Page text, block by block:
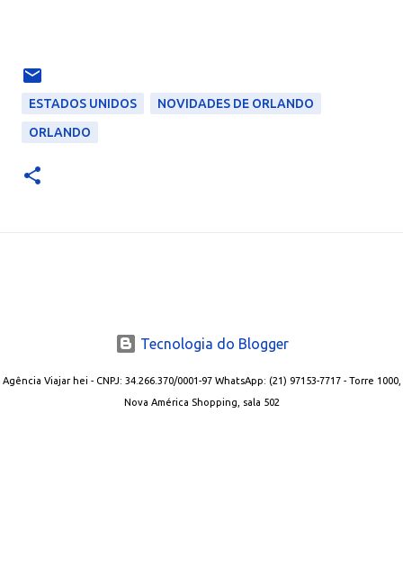
ESTADOS UNIDOS
NOVIDADES DE ORLANDO
ORLANDO
Tecnologia do Blogger
Agência Viajar hei - CNPJ: 34.266.370/0001-97 WhatsApp: (21) 97153-7717 - Torre 1000,
Nova América Shopping, sala 502